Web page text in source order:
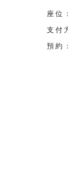
座位：
支付
預約：